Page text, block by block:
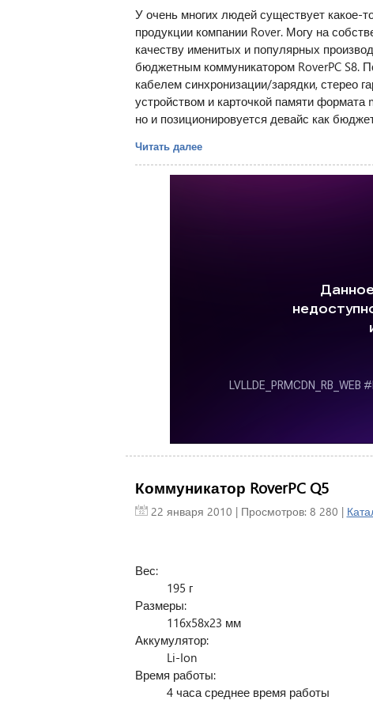
У очень многих людей существует какое-
продукции компании Rover. Могу на
качеству именитых и популярных
бюджетным коммуникатором RoverPC S8.
кабелем синхронизации/зарядки, стерео
устройством и карточкой памяти
но и позиционировуется девайс как
Читать далее
Коммуникатор RoverPC Q5
22 января 2010 | Просмотров: 8 280 |
Вес:
195 г
Размеры:
116x58x23 мм
Аккумулятор:
Li-Ion
Время работы:
4 часа среднее время работы